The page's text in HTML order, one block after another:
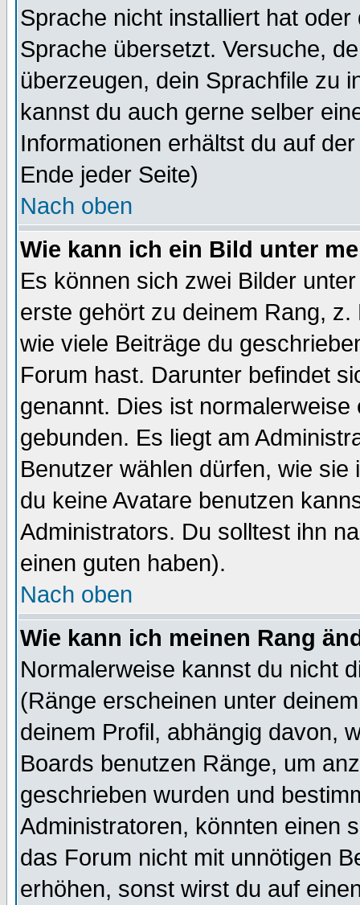
Sprache nicht installiert hat
Sprache übersetzt. Versuche,
überzeugen, dein Sprachfile zu
kannst du auch gerne selber
Informationen erhältst du auf
Ende jeder Seite)
Nach oben
Wie kann ich ein Bild unter
Es können sich zwei Bilder
erste gehört zu deinem Rang,
wie viele Beiträge du
Forum hast. Darunter befindet
genannt. Dies ist
gebunden. Es liegt am
Benutzer wählen dürfen, wie
du keine Avatare benutzen
Administrators. Du solltest ihn
einen guten haben).
Nach oben
Wie kann ich meinen Rang
Normalerweise kannst du nicht
(Ränge erscheinen unter
deinem Profil, abhängig davon,
Boards benutzen Ränge, um
geschrieben wurden und
Administratoren, könnten einen
das Forum nicht mit unnötigen
erhöhen, sonst wirst du auf